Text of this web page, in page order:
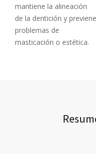
mantiene la alineación
de la dentición y previene
problemas de
masticación o estética.